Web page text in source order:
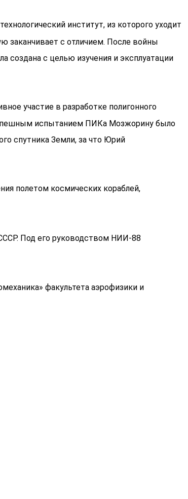
институт, из которого уходит
заканчивает с отличием. После войны
создана с целью изучения и эксплуатации
участие в разработке полигонного
испытанием ПИКа Мозжорину было
спутника Земли, за что Юрий
полетом космических кораблей,
Под его руководством НИИ-88
факультета аэрофизики и